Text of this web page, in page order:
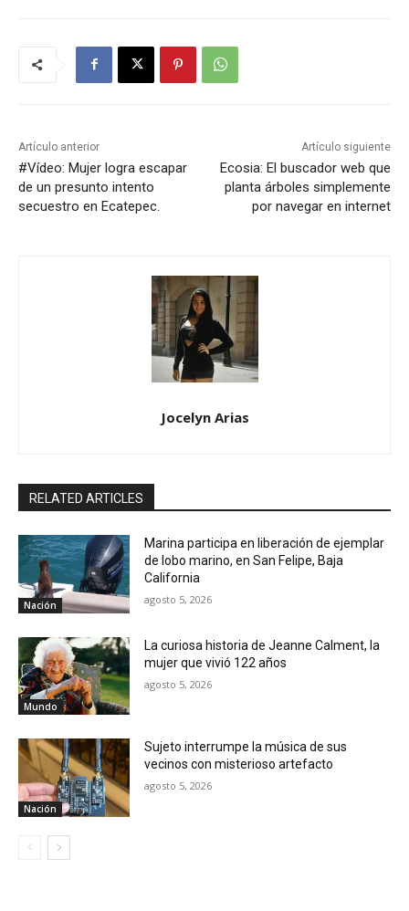
Artículo anterior
#Vídeo: Mujer logra escapar
de un presunto intento
secuestro en Ecatepec.
Artículo siguiente
Ecosia: El buscador web que
planta árboles simplemente
por navegar en internet
Jocelyn Arias
RELATED ARTICLES
Nación
Marina participa en liberación de ejemplar
de lobo marino, en San Felipe, Baja
California
agosto 5, 2026
Mundo
La curiosa historia de Jeanne Calment, la
mujer que vivió 122 años
agosto 5, 2026
Nación
Sujeto interrumpe la música de sus
vecinos con misterioso artefacto
agosto 5, 2026